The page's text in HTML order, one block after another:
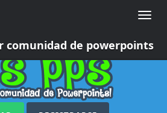
Toggle
comunidad de powerpoints